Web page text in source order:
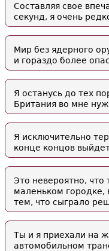
Составляя свое
секунд, я очень
Мир без ядерного
и гораздо более
Я останусь до тех
Британия во мне
Я исключительно
конце концов
Это невероятно, что
маленьком городке,
тем, что сыграло
Ты и я приехали на
автомобильном